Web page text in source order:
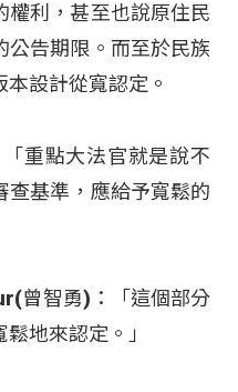
權利，甚至也說原住民
公告期限。而至於民族
設計從寬認定。
重點大法官就是說不
查基準，應給予寬鬆的
曾智勇)：「這個部分
地來認定。」